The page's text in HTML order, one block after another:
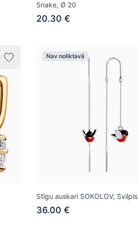
Snake, Ø 20
20.30 €
Nav noliktavā
Stīgu auskari SOKOLOV, Svilpis
36.00 €